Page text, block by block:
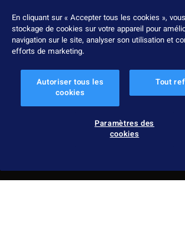
Leadership
Récompenses
Politique de confidentialité
Protection des donnéesConditions d’utilisation
En cliquant sur « Accepter tous les cookies »,
stockage de cookies sur votre appareil pour
navigation sur le site, analyser son utilisation et
efforts de marketing.
Autoriser tous les
cookies
Tout
Paramètres des
cookies